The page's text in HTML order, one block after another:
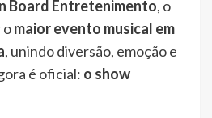
Board Entretenimento, o
omaior evento musical em
, unindo diversão, emoção e
é oficial: o show